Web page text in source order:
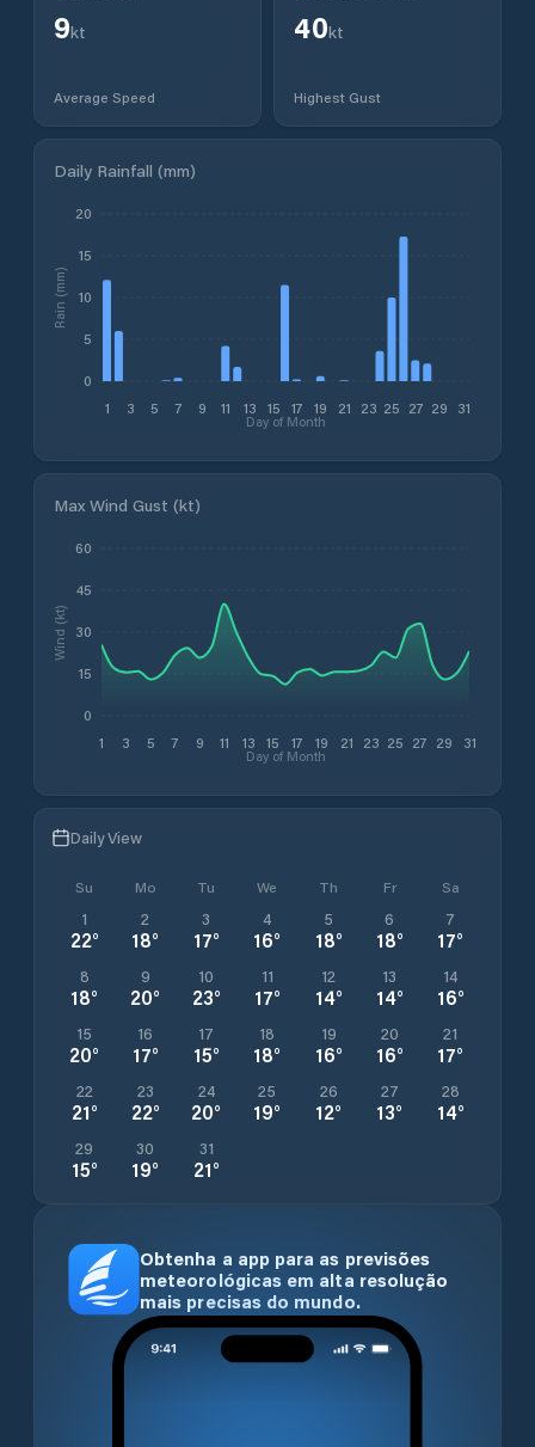
9kt
Average Speed
40kt
Highest Gust
Daily Rainfall (mm)
1 3 5 7 9 11 13 15 17 19 21 23 25 27 29 31
Day of Month
0
5
10
15
20
Rain (mm)
Max Wind Gust (kt)
1 3 5 7 9 11 13 15 17 19 21 23 25 27 29 31
Day of Month
0
15
30
45
60
Wind (kt)
Daily View
Su Mo Tu We Th Fr Sa
1
22°
2
18°
3
17°
4
16°
5
18°
6
18°
7
17°
8
18°
9
20°
10
23°
11
17°
12
14°
13
14°
14
16°
15
20°
16
17°
17
15°
18
18°
19
16°
20
16°
21
17°
22
21°
23
22°
24
20°
25
19°
26
12°
27
13°
28
14°
29
15°
30
19°
31
21°
Obtenha a app para as previsões
meteorológicas em alta resolução
mais precisas do mundo.